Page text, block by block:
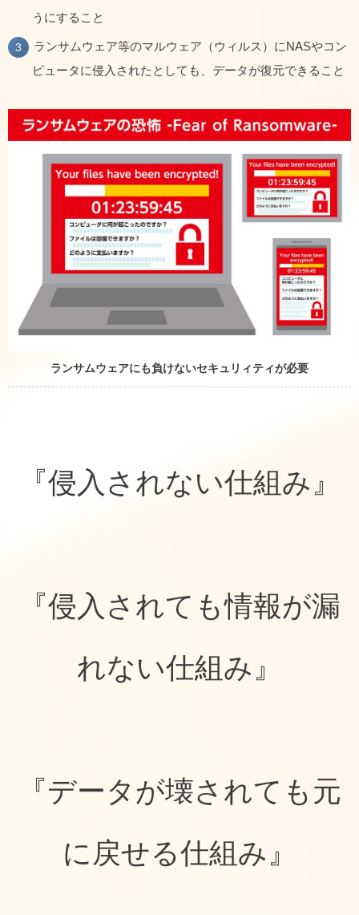
うにすること
ランサムウェア等のマルウェア（ウィルス）にNASやコン
ピュータに侵入されたとしても、データが復元できること
ランサムウェアにも負けないセキュリィティが必要
『侵入されない仕組み』
『侵入されても情報が漏
れない仕組み』
『データが壊されても元
に戻せる仕組み』